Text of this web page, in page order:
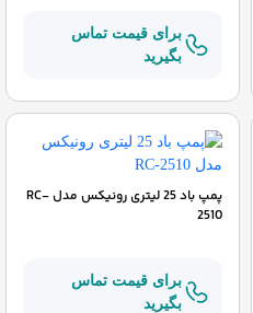
برای قیمت تماس
بگیرید
پمپ باد 25 لیتری رونیکس مدل RC-
2510
برای قیمت تماس
بگیرید